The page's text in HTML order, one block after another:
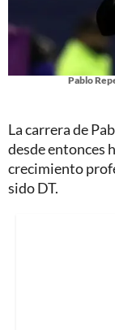
Pablo
La carrera de
desde entonces
crecimiento
sido DT.